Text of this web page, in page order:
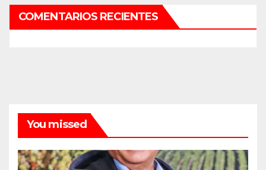
COMENTARIOS RECIENTES
You missed